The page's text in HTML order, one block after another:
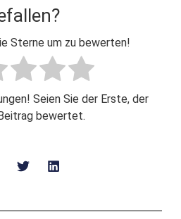
Sterne um zu bewerten!
Seien Sie der Erste, der
bewertet.